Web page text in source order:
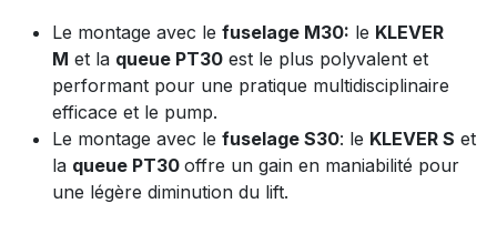
Le montage avec le fuselage M30: le KLEVER
M et la queue PT30 est le plus polyvalent et
performant pour une pratique multidisciplinaire
efficace et le pump.
Le montage avec le fuselage S30: le KLEVER S et
la queue PT30 offre un gain en maniabilité pour
une légère diminution du lift.